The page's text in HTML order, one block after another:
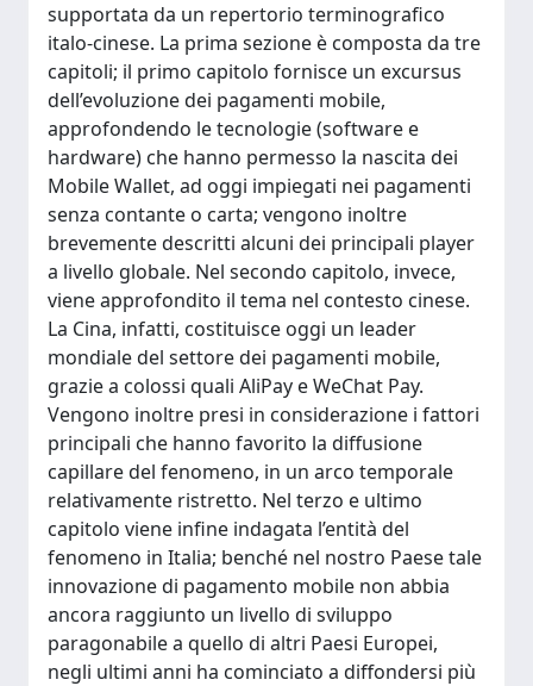
supportata da un repertorio terminografico
italo-cinese. La prima sezione è composta da tre
capitoli; il primo capitolo fornisce un excursus
dell’evoluzione dei pagamenti mobile,
approfondendo le tecnologie (software e
hardware) che hanno permesso la nascita dei
Mobile Wallet, ad oggi impiegati nei pagamenti
senza contante o carta; vengono inoltre
brevemente descritti alcuni dei principali player
a livello globale. Nel secondo capitolo, invece,
viene approfondito il tema nel contesto cinese.
La Cina, infatti, costituisce oggi un leader
mondiale del settore dei pagamenti mobile,
grazie a colossi quali AliPay e WeChat Pay.
Vengono inoltre presi in considerazione i fattori
principali che hanno favorito la diffusione
capillare del fenomeno, in un arco temporale
relativamente ristretto. Nel terzo e ultimo
capitolo viene infine indagata l’entità del
fenomeno in Italia; benché nel nostro Paese tale
innovazione di pagamento mobile non abbia
ancora raggiunto un livello di sviluppo
paragonabile a quello di altri Paesi Europei,
negli ultimi anni ha cominciato a diffondersi più